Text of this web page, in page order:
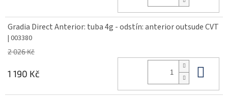
Gradia Direct Anterior: tuba 4g - odstín: anterior outsude CVT
| 003380
2 026 Kč
1 190 Kč